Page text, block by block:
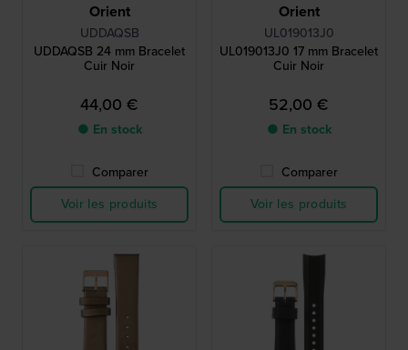
Orient
UDDAQSB
UDDAQSB 24 mm Bracelet
Cuir Noir
44,00 €
● En stock
Comparer
Voir les produits
Orient
UL019013J0
UL019013J0 17 mm Bracelet
Cuir Noir
52,00 €
● En stock
Comparer
Voir les produits